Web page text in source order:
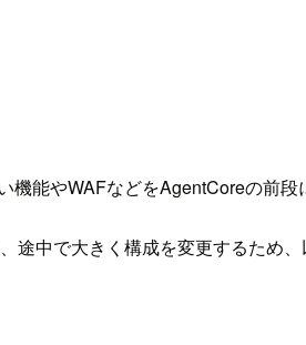
能やWAFなどをAgentCoreの前段
途中で大きく構成を変更するため